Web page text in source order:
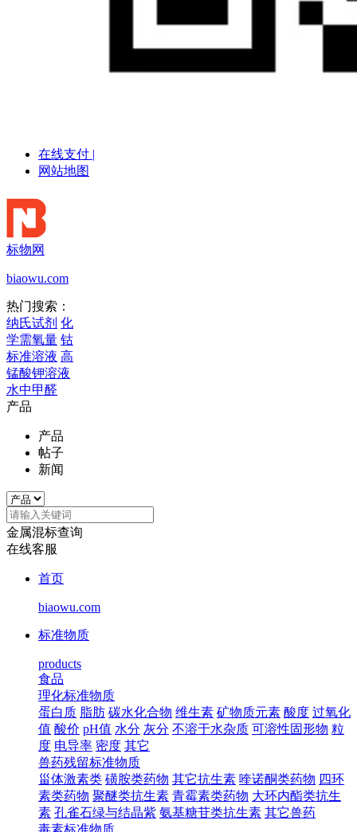
在线支付 |
网站地图
标物网
biaowu.com
热门搜索：
纳氏试剂 化
学需氧量 钴
标准溶液 高
锰酸钾溶液
水中甲醛
产品
产品
帖子
新闻
金属混标查询
在线客服
首页
biaowu.com
标准物质
products
食品
理化标准物质
蛋白质 脂肪 碳水化合物 维生素 矿物质元素 酸度 过氧化
值 酸价 pH值 水分 灰分 不溶于水杂质 可溶性固形物 粒
度 电导率 密度 其它
兽药残留标准物质
甾体激素类 磺胺类药物 其它抗生素 喹诺酮类药物 四环
素类药物 聚醚类抗生素 青霉素类药物 大环内酯类抗生
素 孔雀石绿与结晶紫 氨基糖苷类抗生素 其它兽药
毒素标准物质